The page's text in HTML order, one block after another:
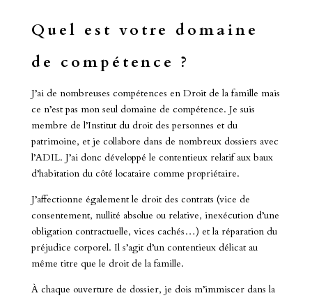
Quel est votre domaine
de compétence ?
J’ai de nombreuses compétences en Droit de la famille mais
ce n’est pas mon seul domaine de compétence. Je suis
membre de l’Institut du droit des personnes et du
patrimoine, et je collabore dans de nombreux dossiers avec
l’ADIL. J’ai donc développé le contentieux relatif aux baux
d’habitation du côté locataire comme propriétaire.
J’affectionne également le droit des contrats (vice de
consentement, nullité absolue ou relative, inexécution d’une
obligation contractuelle, vices cachés…) et la réparation du
préjudice corporel. Il s’agit d’un contentieux délicat au
même titre que le droit de la famille.
À chaque ouverture de dossier, je dois m’immiscer dans la